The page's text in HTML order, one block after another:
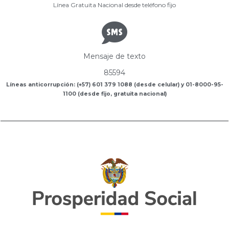
Línea Gratuita Nacional desde teléfono fijo
Mensaje de texto
85594
Líneas anticorrupción: (+57) 601 379 1088 (desde celular) y 01-8000-95-
1100 (desde fijo, gratuita nacional)